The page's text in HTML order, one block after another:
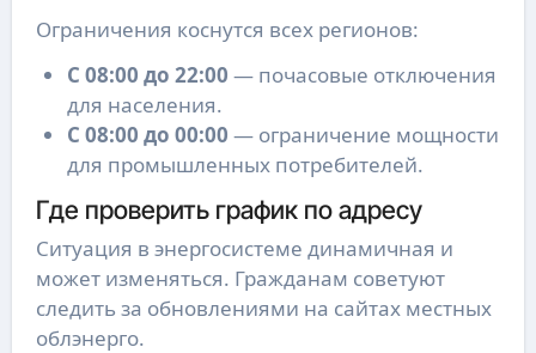
Ограничения коснутся всех регионов:
С 08:00 до 22:00 — почасовые отключения
для населения.
С 08:00 до 00:00 — ограничение мощности
для промышленных потребителей.
Где проверить график по адресу
Ситуация в энергосистеме динамичная и
может изменяться. Гражданам советуют
следить за обновлениями на сайтах местных
облэнерго.